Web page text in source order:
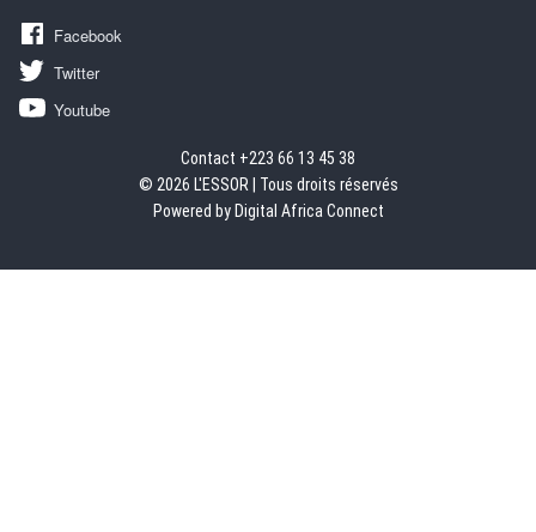
Facebook
Twitter
Youtube
Contact +223 66 13 45 38
© 2026 L'ESSOR | Tous droits réservés
Powered by Digital Africa Connect